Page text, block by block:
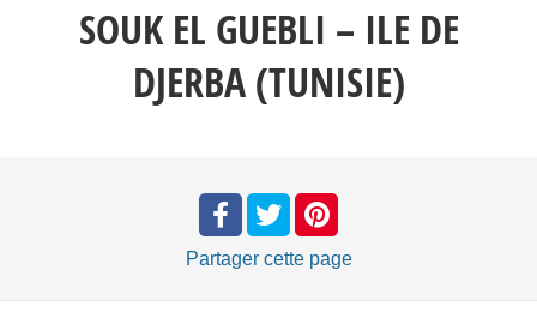
SOUK EL GUEBLI – ILE DE
DJERBA (TUNISIE)
Partager cette page